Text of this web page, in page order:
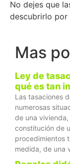
No dejes que
descubrirlo por
Mas
Ley de
qué es tan
Las tasaciones
numerosas
de una
constitución de
procedimientos
medida, de una